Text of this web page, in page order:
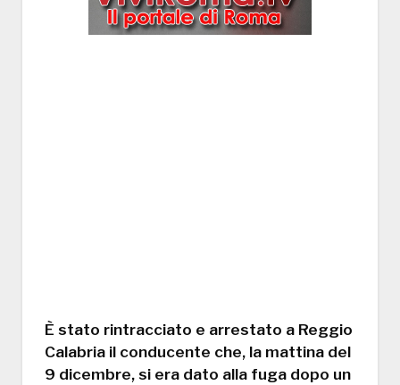
È stato rintracciato e arrestato a Reggio
Calabria il conducente che, la mattina del
9 dicembre, si era dato alla fuga dopo un